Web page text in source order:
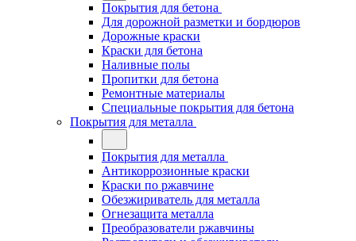
Покрытия для бетона
Для дорожной разметки и бордюров
Дорожные краски
Краски для бетона
Наливные полы
Пропитки для бетона
Ремонтные материалы
Специальные покрытия для бетона
Покрытия для металла
Покрытия для металла
Антикоррозионные краски
Краски по ржавчине
Обезжириватель для металла
Огнезащита металла
Преобразователи ржавчины